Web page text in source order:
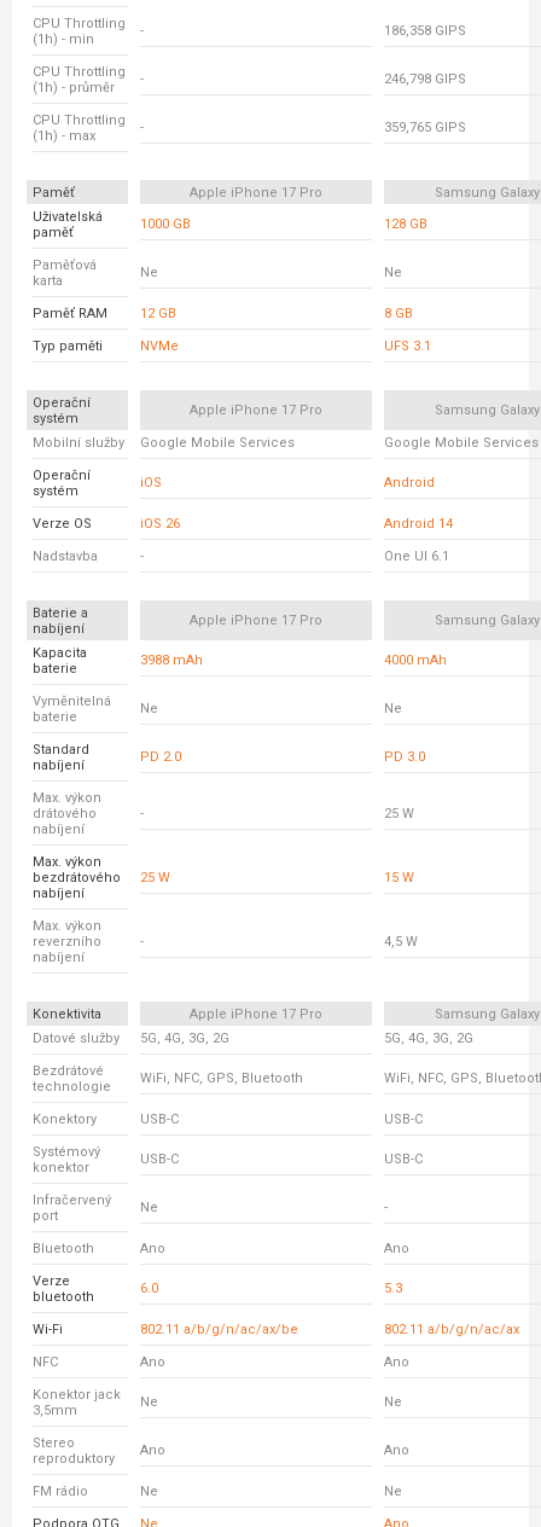
CPU Throttling
(1h) - min
- 186,358 GIPS
CPU Throttling
(1h) - průměr
- 246,798 GIPS
CPU Throttling
(1h) - max
- 359,765 GIPS
Paměť Apple iPhone 17 Pro
Samsung Galaxy
Uživatelská
paměť
1000 GB 128 GB
Paměťová
karta
Ne Ne
Paměť RAM 12 GB 8 GB
Typ paměti NVMe UFS 3.1
Operační
systém
Apple iPhone 17 Pro Samsung Galaxy
Mobilní služby Google Mobile Services Google Mobile Services
Operační
systém
iOS Android
Verze OS iOS 26 Android 14
Nadstavba - One UI 6.1
Baterie a
nabíjení
Apple iPhone 17 Pro Samsung Galaxy
Kapacita
baterie
3988 mAh 4000 mAh
Vyměnitelná
baterie
Ne Ne
Standard
nabíjení
PD 2.0 PD 3.0
Max. výkon
drátového
nabíjení
- 25 W
Max. výkon
bezdrátového
nabíjení
25 W 15 W
Max. výkon
reverzního
nabíjení
- 4,5 W
Konektivita Apple iPhone 17 Pro
Samsung Galaxy
Datové služby
5G, 4G, 3G, 2G 5G, 4G, 3G, 2G
Bezdrátové
technologie
WiFi, NFC, GPS, Bluetooth WiFi, NFC, GPS,
Konektory USB-C USB-C
Systémový
konektor
USB-C USB-C
Infračervený
port
Ne -
Bluetooth Ano Ano
Verze
bluetooth
6.0 5.3
Wi-Fi 802.11 a/b/g/n/ac/ax/be 802.11 a/b/g/n/ac/ax
NFC Ano Ano
Konektor jack
3,5mm
Ne Ne
Stereo
reproduktory
Ano Ano
FM rádio Ne Ne